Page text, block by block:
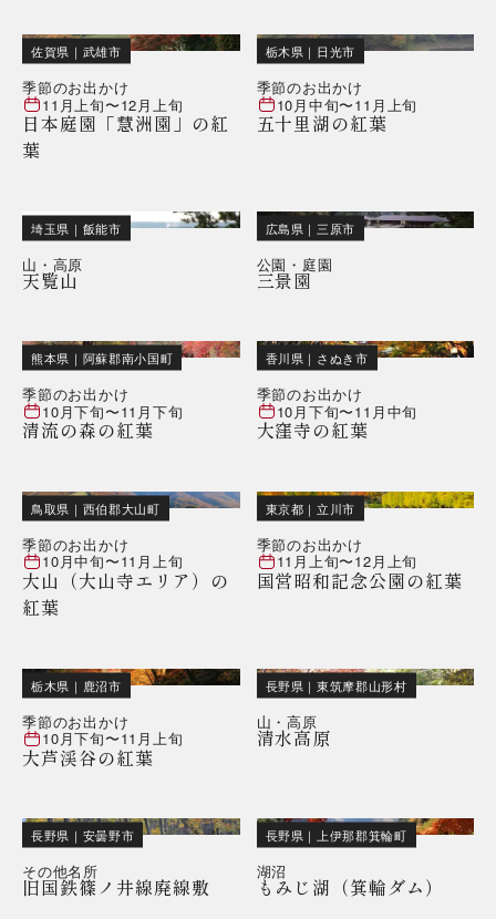
佐賀県 ｜ 武雄市
季節のお出かけ
11月上旬〜12月上旬
日本庭園「慧洲園」の紅
葉
栃木県 ｜ 日光市
季節のお出かけ
10月中旬〜11月上旬
五十里湖の紅葉
埼玉県 ｜ 飯能市
山・高原
天覧山
広島県 ｜ 三原市
公園・庭園
三景園
熊本県 ｜ 阿蘇郡南小国町
季節のお出かけ
10月下旬〜11月下旬
清流の森の紅葉
香川県 ｜ さぬき市
季節のお出かけ
10月下旬〜11月中旬
大窪寺の紅葉
鳥取県 ｜ 西伯郡大山町
季節のお出かけ
10月中旬〜11月上旬
大山（大山寺エリア）の
紅葉
東京都 ｜立川市
季節のお出かけ
11月上旬〜12月上旬
国営昭和記念公園の紅葉
栃木県 ｜ 鹿沼市
季節のお出かけ
10月下旬〜11月上旬
大芦渓谷の紅葉
長野県 ｜東筑摩郡山形村
山・高原
清水高原
長野県 ｜ 安曇野市
その他名所
旧国鉄篠ノ井線廃線敷
長野県 ｜ 上伊那郡箕輪町
湖沼
もみじ湖（箕輪ダム）